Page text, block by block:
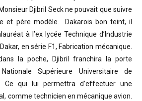
Djibril Seck ne pouvait que suivre
et père modèle. Dakarois bon teint, il
à l’ex lycée Technique d’Industrie
en série F1, Fabrication mécanique.
la poche, Djibril franchira la porte
Supérieure Universitaire de
Ce qui lui permettra d’effectuer une
comme technicien en mécanique avion.